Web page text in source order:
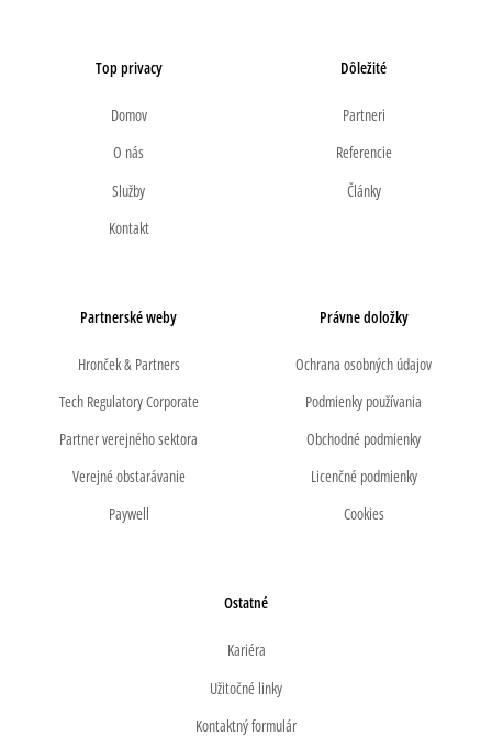
Top privacy
Domov
O nás
Služby
Kontakt
Dôležité
Partneri
Referencie
Články
Partnerské weby
Hronček & Partners
Tech Regulatory Corporate
Partner verejného sektora
Verejné obstarávanie
Paywell
Právne doložky
Ochrana osobných údajov
Podmienky používania
Obchodné podmienky
Licenčné podmienky
Cookies
Ostatné
Kariéra
Užitočné linky
Kontaktný formulár